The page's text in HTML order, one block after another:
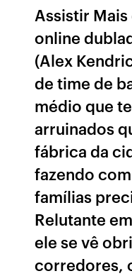
Assistir
online
(Alex
de time de
médio que
arruinados
fábrica da
fazendo
famílias
Relutante
ele se vê
corredores,